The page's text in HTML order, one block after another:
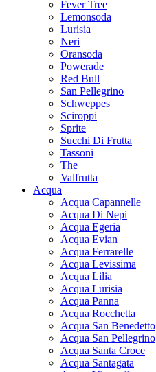
Fever Tree
Lemonsoda
Lurisia
Neri
Oransoda
Powerade
Red Bull
San Pellegrino
Schweppes
Sciroppi
Sprite
Succhi Di Frutta
Tassoni
The
Valfrutta
Acqua
Acqua Capannelle
Acqua Di Nepi
Acqua Egeria
Acqua Evian
Acqua Ferrarelle
Acqua Levissima
Acqua Lilia
Acqua Lurisia
Acqua Panna
Acqua Rocchetta
Acqua San Benedetto
Acqua San Pellegrino
Acqua Santa Croce
Acqua Santagata